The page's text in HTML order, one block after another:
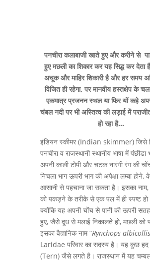
पनचीरा कलाबाजी खाते हुए और करीने से
हुए मछली का शिकार कर यह सिद्ध कर देता
अचूक और माहिर शिकारी है और हर समय
विजित ही रहेगा, पर मानवीय हस्तक्षेप के
एकमात्र प्रजनन स्थल या फिर यों कहे
चंबल नदी पर भी अस्तित्व की लड़ाई में
हो रहा है…
इंडियन स्कीमर (Indian skimmer) जिसे
पनचीरा व राजस्थानी स्थानीय भाषा में
अपनी काली टोपी और चटक नारंगी रंग की
निचला भाग ऊपरी भाग की अपेक्षा लम्बा
आसानी से पहचाना जा सकता है। इसका
को पकड़ने के तरीके से एक पल में ही स्पष्ट हो
क्योंकि यह अपनी चोंच से पानी की ऊपरी
हुए, जैसे दूध से मलाई निकालते हो, मछली को
इसका वैज्ञानिक नाम “Rynchops albicollis
Laridae परिवार का सदस्य है। यह कुछ हद
(Tern) जैसे लगते है। राजस्थान में यह